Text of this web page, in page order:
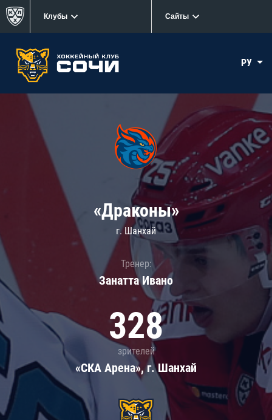
Клубы Сайты
РУ
«Драконы»
г. Шанхай
Тренер:
Занатта Иванo
328
зрителей
«СКА Арена», г. Шанхай